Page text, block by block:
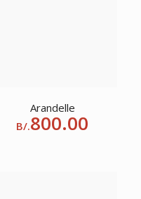
Arandelle
B/.800.00